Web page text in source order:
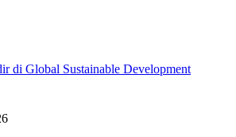
di Global Sustainable Development